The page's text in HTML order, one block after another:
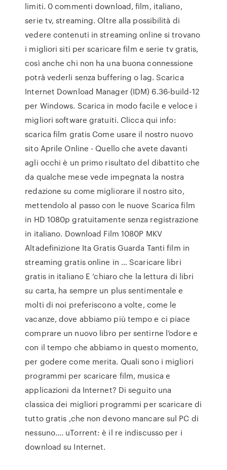
limiti. 0 commenti download, film, italiano,
serie tv, streaming. Oltre alla possibilità di
vedere contenuti in streaming online si trovano
i migliori siti per scaricare film e serie tv gratis,
così anche chi non ha una buona connessione
potrà vederli senza buffering o lag. Scarica
Internet Download Manager (IDM) 6.36-build-12
per Windows. Scarica in modo facile e veloce i
migliori software gratuiti. Clicca qui info:
scarica film gratis Come usare il nostro nuovo
sito Aprile Online - Quello che avete davanti
agli occhi è un primo risultato del dibattito che
da qualche mese vede impegnata la nostra
redazione su come migliorare il nostro sito,
mettendolo al passo con le nuove Scarica film
in HD 1080p gratuitamente senza registrazione
in italiano. Download Film 1080P MKV
Altadefinizione Ita Gratis Guarda Tanti film in
streaming gratis online in … Scaricare libri
gratis in italiano E ‘chiaro che la lettura di libri
su carta, ha sempre un plus sentimentale e
molti di noi preferiscono a volte, come le
vacanze, dove abbiamo più tempo e ci piace
comprare un nuovo libro per sentirne l’odore e
con il tempo che abbiamo in questo momento,
per godere come merita. Quali sono i migliori
programmi per scaricare film, musica e
applicazioni da Internet? Di seguito una
classica dei migliori programmi per scaricare di
tutto gratis ,che non devono mancare sul PC di
nessuno…. uTorrent: è il re indiscusso per i
download su Internet.